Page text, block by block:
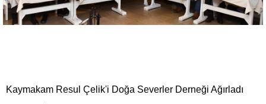
Kaymakam Resul Çelik'i Doğa Severler Derneği Ağırladı